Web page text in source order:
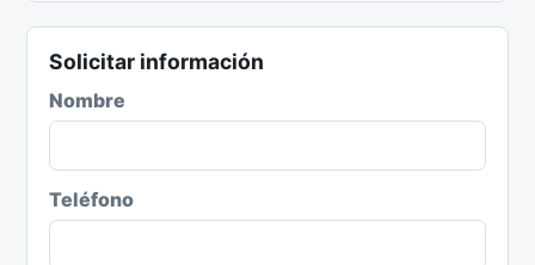
Solicitar información
Nombre
Teléfono